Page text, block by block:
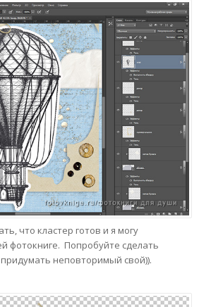
что кластер готов и я могу
фотокниге. Попробуйте сделать
неповторимый свой)).